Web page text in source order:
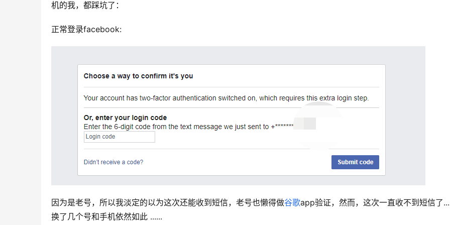
机的我，都踩坑了：
正常登录facebook:
因为是老号，所以我淡定的以为这次还能收到短信，老号也懒得做谷歌app验证，然而，这次一直收不到短信了
换了几个号和手机依然如此 ......